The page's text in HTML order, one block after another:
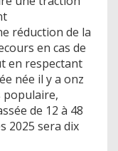
réduction de la
en cas de
en respectant
née il y a onz
populaire,
de 12 à 48
2025 sera dix